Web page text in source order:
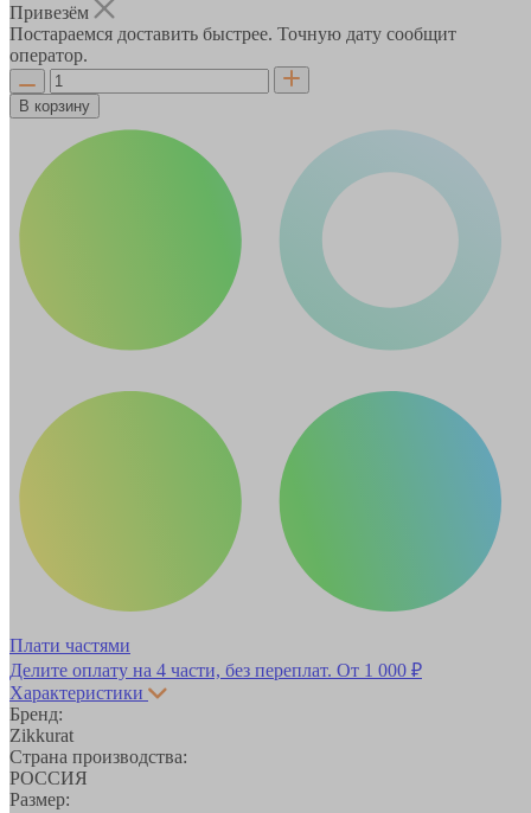
Привезём
Постараемся доставить быстрее. Точную дату сообщит
оператор.
В корзину
Плати частями
Делите оплату на 4 части, без переплат. От 1 000 ₽
Характеристики
Бренд:
Zikkurat
Страна производства:
РОССИЯ
Размер: